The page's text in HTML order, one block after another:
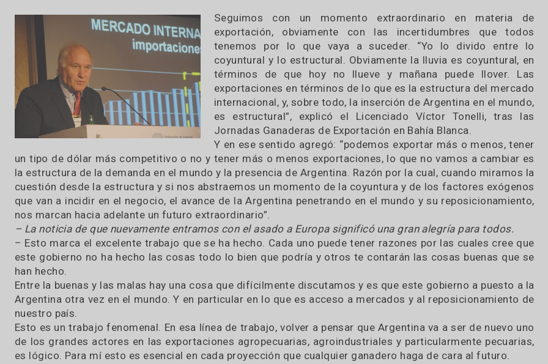
Así lo señaló el Lic. Víctor Tonelli en las Jornadas Ganaderas de Exportaciones
cabo en Bahía Blanca.
23 / 10 / 2019
Seguimos con un momento extraordinario en
exportación, obviamente con las incertidumbres
tenemos por lo que vaya a suceder. “Yo lo divido
coyuntural y lo estructural. Obviamente la lluvia es
términos de que hoy no llueve y mañana puede
exportaciones en términos de lo que es la estructura del
internacional, y, sobre todo, la inserción de Argentina en el
es estructural”, explicó el Licenciado Víctor Tonelli,
Jornadas Ganaderas de Exportación en Bahía Blanca.
Y en ese sentido agregó: “podemos exportar más o
un tipo de dólar más competitivo o no y tener más o menos exportaciones, lo que no vamos a
la estructura de la demanda en el mundo y la presencia de Argentina. Razón por la cual, cuando
cuestión desde la estructura y si nos abstraemos un momento de la coyuntura y de los factores
que van a incidir en el negocio, el avance de la Argentina penetrando en el mundo y su
nos marcan hacia adelante un futuro extraordinario”.
– La noticia de que nuevamente entramos con el asado a Europa significó una gran alegría para
– Esto marca el excelente trabajo que se ha hecho. Cada uno puede tener razones por las cuales
este gobierno no ha hecho las cosas todo lo bien que podría y otros te contarán las cosas
han hecho.